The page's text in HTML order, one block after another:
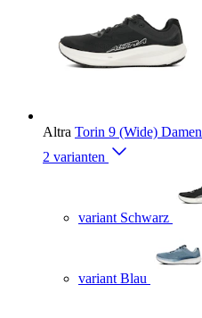
Altra Torin 9 (Wide) Damen
2 varianten
variant Schwarz
variant Blau